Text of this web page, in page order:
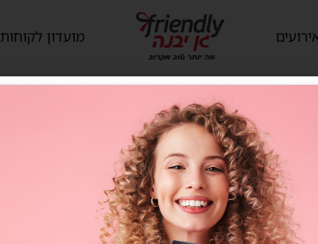
מועדון לקוחות